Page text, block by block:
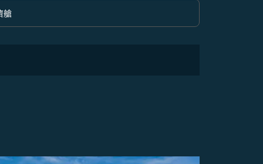
option 經濟艙 Selected
艙